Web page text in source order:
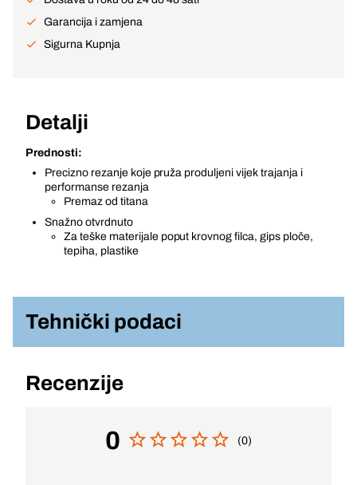
Garancija i zamjena
Sigurna Kupnja
Detalji
Prednosti:
Precizno rezanje koje pruža produljeni vijek trajanja i
performanse rezanja
Premaz od titana
Snažno otvrdnuto
Za teške materijale poput krovnog filca, gips ploče,
tepiha, plastike
Tehnički podaci
Recenzije
0 (0)